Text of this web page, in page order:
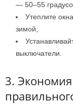
— 50–55
Утеплите
зимой;
выключатели.
3.